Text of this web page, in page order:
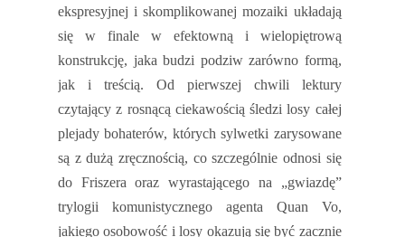
ekspresyjnej i skomplikowanej mozaiki układają
się w finale w efektowną i wielopiętrową
konstrukcję, jaka budzi podziw zarówno formą,
jak i treścią. Od pierwszej chwili lektury
czytający z rosnącą ciekawością śledzi losy całej
plejady bohaterów, których sylwetki zarysowane
są z dużą zręcznością, co szczególnie odnosi się
do Friszera oraz wyrastającego na „gwiazdę”
trylogii komunistycznego agenta Quan Vo,
jakiego osobowość i losy okazują się być zacznie